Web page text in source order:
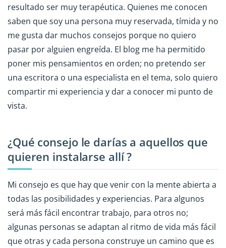
resultado ser muy terapéutica. Quienes me conocen
saben que soy una persona muy reservada, tímida y no
me gusta dar muchos consejos porque no quiero
pasar por alguien engreída. El blog me ha permitido
poner mis pensamientos en orden; no pretendo ser
una escritora o una especialista en el tema, solo quiero
compartir mi experiencia y dar a conocer mi punto de
vista.
¿Qué consejo le darías a aquellos que
quieren instalarse allí ?
Mi consejo es que hay que venir con la mente abierta a
todas las posibilidades y experiencias. Para algunos
será más fácil encontrar trabajo, para otros no;
algunas personas se adaptan al ritmo de vida más fácil
que otras y cada persona construye un camino que es